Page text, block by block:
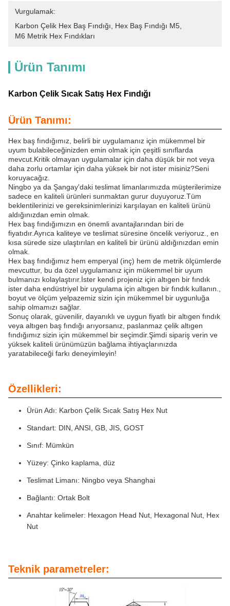
Vurgulamak:
Karbon Çelik Hex Baş Fındığı
Hex Baş Fındığı M5
M6 Metrik Hex Fındıkları
Ürün Tanımı
Karbon Çelik Sıcak Satış Hex Fındığı
Ürün Tanımı:
Hex baş fındığımız, belirli bir uygulamanız için mükemmel bir
uyum bulabileceğinizden emin olmak için çeşitli sınıflarda
mevcut.Kritik olmayan uygulamalar için daha düşük bir not veya
daha zorlu ortamlar için daha yüksek bir not ister misiniz?Seni
koruyacağız.
Ningbo ya da Şangay'daki teslimat limanlarımızda müşterilerimize
sadece en kaliteli ürünleri sunmaktan gurur duyuyoruz.Tüm
beklentilerinizi ve gereksinimlerinizi karşılayan en kaliteli ürünü
aldığınızdan emin olmak.
Hex baş fındığımızın en önemli avantajlarından biri de
fiyatıdır.Ayrıca kaliteye ve teslimat süresine öncelik veriyoruz., en
kısa sürede size ulaştırılan en kaliteli bir ürünü aldığınızdan emin
olmak.
Hex baş fındığımız hem emperyal (inç) hem de metrik ölçümlerde
mevcuttur, bu da özel uygulamanız için mükemmel bir uyum
bulmanızı kolaylaştırır.İster kendi projeniz için altıgen bir fındık
ister daha endüstriyel bir uygulama için altıgen bir fındık kullanın.,
boyut ve ölçüm yelpazemiz sizin için mükemmel bir uygunluğa
sahip olmamızı sağlar.
Sonuç olarak, güvenilir, dayanıklı ve uygun fiyatlı bir altıgen fındık
veya altıgen baş fındığı arıyorsanız, paslanmaz çelik altıgen
fındığımız sizin için mükemmel bir seçimdir.Şimdi sipariş verin ve
yüksek kaliteli ürünümüzün bağlama ihtiyaçlarınızda
yaratabileceği farkı deneyimleyin!
Özellikleri:
Ürün Adı: Karbon Çelik Sıcak Satış Hex Nut
Standart: DIN, ANSI, GB, JIS, GOST
Sınıf: Mümkün
Yüzey: Çinko kaplama, düz
Teslimat Limanı: Ningbo veya Shanghai
Bağlantı: Ortak Bolt
Anahtar kelimeler: Hexagon Head Nut, Hexagonal Nut, Hex
Nut
Teknik parametreler: